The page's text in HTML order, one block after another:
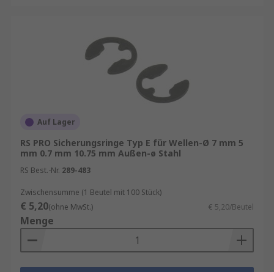
Auf Lager
RS PRO Sicherungsringe Typ E für Wellen-Ø 7 mm 5
mm 0.7 mm 10.75 mm Außen-ø Stahl
RS Best.-Nr. 289-483
Zwischensumme (1 Beutel mit 100 Stück)
€ 5,20(ohne MwSt.) € 5,20/Beutel
Menge